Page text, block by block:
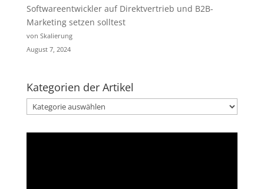
Softwareentwickler auf Direktvertrieb und B2B-
Marketing setzen solltest
von Skalierung
August 7, 2024
Kategorien der Artikel
Kategorien
der
Artikel